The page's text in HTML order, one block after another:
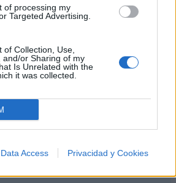
of processing my
Targeted Advertising.
of Collection, Use,
and/or Sharing of my
Is Unrelated with the
it was collected.
Data Access Privacidad y Cookies
Fotos Foro
está entre los 500 artistas más